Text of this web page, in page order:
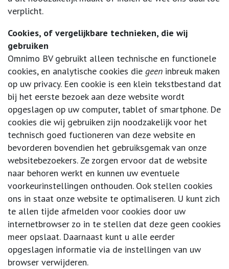
verplicht.
Cookies, of vergelijkbare technieken, die wij
gebruiken
Omnimo BV gebruikt alleen technische en functionele
cookies, en analytische cookies die geen inbreuk maken
op uw privacy. Een cookie is een klein tekstbestand dat
bij het eerste bezoek aan deze website wordt
opgeslagen op uw computer, tablet of smartphone. De
cookies die wij gebruiken zijn noodzakelijk voor het
technisch goed fuctioneren van deze website en
bevorderen bovendien het gebruiksgemak van onze
websitebezoekers. Ze zorgen ervoor dat de website
naar behoren werkt en kunnen uw eventuele
voorkeurinstellingen onthouden. Ook stellen cookies
ons in staat onze website te optimaliseren. U kunt zich
te allen tijde afmelden voor cookies door uw
internetbrowser zo in te stellen dat deze geen cookies
meer opslaat. Daarnaast kunt u alle eerder
opgeslagen informatie via de instellingen van uw
browser verwijderen.